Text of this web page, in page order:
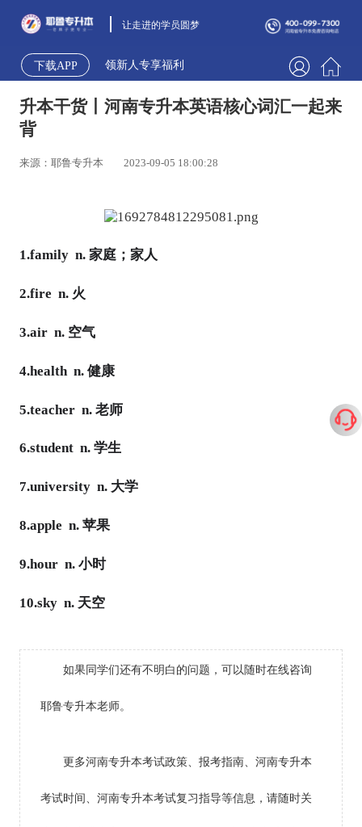
让走进的学员圆梦
下载APP 领新人专享福利
升本干货丨河南专升本英语核心词汇一起来
背
来源：耶鲁专升本 2023-09-05 18:00:28
1.family n. 家庭；家人
2.fire n. 火
3.air n. 空气
4.health n. 健康
5.teacher n. 老师
6.student n. 学生
7.university n. 大学
8.apple n. 苹果
9.hour n. 小时
10.sky n. 天空
如果同学们还有不明白的问题，可以随时在线咨询
耶鲁专升本老师。
更多河南专升本考试政策、报考指南、河南专升本
考试时间、河南专升本考试复习指导等信息，请随时关